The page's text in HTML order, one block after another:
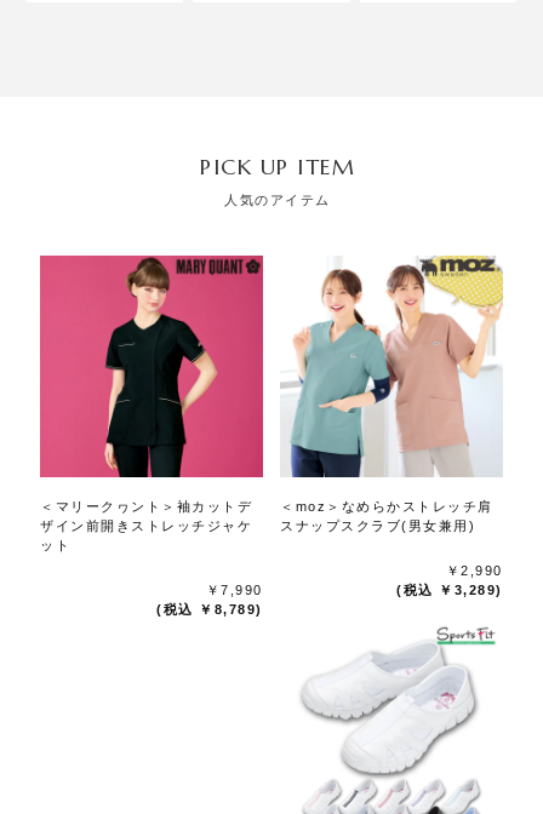
PICK UP ITEM
人気のアイテム
＜マリークヮント＞袖カットデ
ザイン前開きストレッチジャケ
ット
￥7,990
(税込 ￥8,789)
＜moz＞なめらかストレッチ肩
スナップスクラブ(男女兼用)
￥2,990
(税込 ￥3,289)